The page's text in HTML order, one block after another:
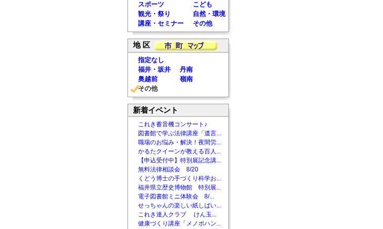
スポーツ
こども
観光・祭り
自然・環境
講座・セミナー
その他
地 区
指定なし
福井・坂井
丹南
奥越前
嶺南
その他
新着イベント
これき蓄音機コンサート♪
図書館で学ぶ法律講座「遺言...
職場のお悩み・解決！夜間労...
かるたクイーンが教える百人...
【申込受付中】特別展記念講...
無料法律相談会 8/20
くどう博士の手づくり科学お...
福井県立歴史博物館 特別展...
電子図書館ミニ体験会 8/...
せっちゃんの楽しい紙しばい...
これき達人クラブ けん玉...
健康づくり講座「メノポハン...